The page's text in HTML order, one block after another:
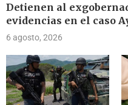
Detienen al
evidencias en el caso
6 agosto, 2026